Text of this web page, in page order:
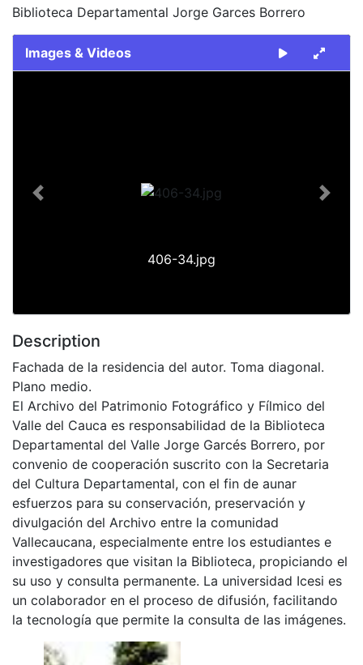
Biblioteca Departamental Jorge Garces Borrero
Images & Videos
406-34.jpg
Previous Next
Description
Fachada de la residencia del autor. Toma diagonal.
Plano medio.
El Archivo del Patrimonio Fotográfico y Fílmico del
Valle del Cauca es responsabilidad de la Biblioteca
Departamental del Valle Jorge Garcés Borrero, por
convenio de cooperación suscrito con la Secretaria
del Cultura Departamental, con el fin de aunar
esfuerzos para su conservación, preservación y
divulgación del Archivo entre la comunidad
Vallecaucana, especialmente entre los estudiantes e
investigadores que visitan la Biblioteca, propiciando el
su uso y consulta permanente. La universidad Icesi es
un colaborador en el proceso de difusión, facilitando
la tecnología que permite la consulta de las imágenes.